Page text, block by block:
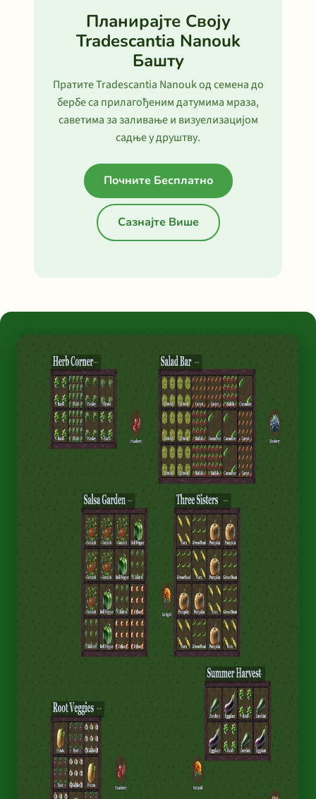
Планирајте Своју
Tradescantia Nanouk
Башту
Пратите Tradescantia Nanouk од семена до
бербе са прилагођеним датумима мраза,
саветима за заливање и визуелизацијом
садње у друштву.
Почните Бесплатно
Сазнајте Више